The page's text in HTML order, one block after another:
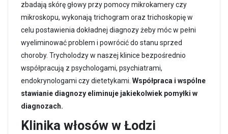
zbadają skórę głowy przy pomocy mikrokamery czy
mikroskopu, wykonają trichogram oraz trichoskopię w
celu postawienia dokładnej diagnozy żeby móc w pełni
wyeliminować problem i powrócić do stanu sprzed
choroby. Trycholodzy w naszej klinice bezpośrednio
współpracują z psychologami, psychiatrami,
endokrynologami czy dietetykami. Współpraca i wspólne
stawianie diagnozy eliminuje jakiekolwiek pomyłki w
diagnozach.
Klinika włosów w Łodzi